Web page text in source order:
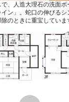
、人造大理石の洗面
イン」。蛇口の伸びるシ
のときに重宝していま